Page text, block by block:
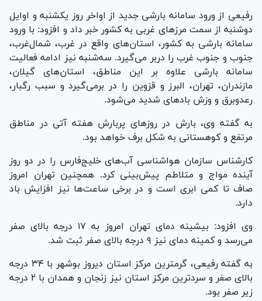
رفیعی از ورود سامانه بارشی جدید از اواخر روز یکشنبه و اوایل
دوشنبه از سمت مرز‌های غربی به کشور خبر داد و افزود: با ورود
سامانه بارشی به کشور، استان‌های واقع در غرب، شمال‌غرب،
جنوب و جنوب غرب را دربر می‌گیرد. سه‌شنبه نیز ادامه فعالیت
سامانه بارشی علاوه بر این مناطق، استان‌های گیلان،
مازندران، تهران، البرز و قزوین را در برمی‌گیرد و سبب رگبار،
رعدوبرق و وزش باد‌های شدید می‌شود.
به گفته وی، بارش در روز‌های پربارش هفته آتی در مناطق
مرتفع و کوهستانی به شکل برف خواهد بود.
کارشناس سازمان هواشناسی آب‌های خلیج‌فارس را در دو روز
آینده مواج و متلاطم پیش‌بینی کرد. همچنین تهران امروز
صاف تا کمی ابری است و در برخی ساعت‌ها نیز افزایش باد
دارد.
وی افزود: بیشینه دمای تهران امروز به ۱۷ درجه بالای صفر
می‌رسد و کمینه دمای نیز ۹ درجه بالای صفر ثبت شد.
به گفته رفیعی، گرمترین مرکز استان دیروز بوشهر با ۳۴ درجه
بالای صفر و سردترین مرکز استان نیز زنجان و همدان با ۲ درجه
زیر صفر بود.